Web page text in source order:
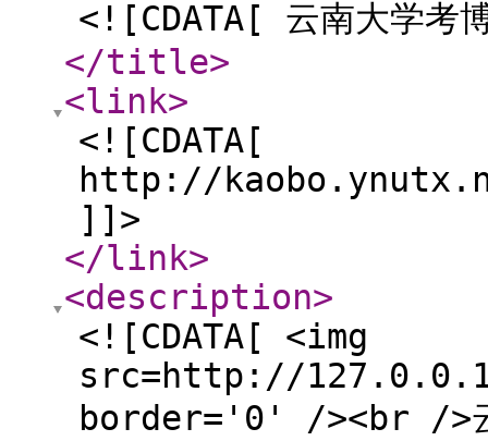
<![CDATA[ 云南大学考
</title>
<link>
<![CDATA[
http://kaobo.ynutx.net/
]]>
</link>
<description>
<![CDATA[ <img
src=http://127.0.0.1/
border='0' /><br />云